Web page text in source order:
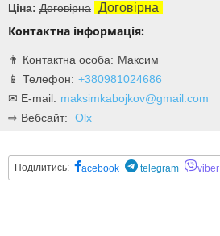
Контактна інформація:
Максим
+380981024686
maksimkabojkov@gmail.com
Olx
Ціна: Договірна Договірна
Поділитись: acebook telegram viber